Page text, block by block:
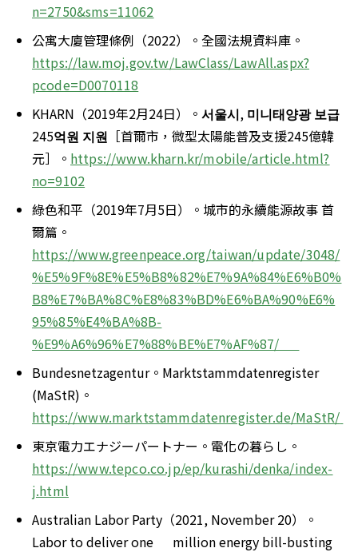
n=2750&sms=11062
公寓大廈管理條例（2022）。全國法規資料庫。
https://law.moj.gov.tw/LawClass/LawAll.aspx?
pcode=D0070118
KHARN（2019年2月24日）。 서울시, 미니태양광 보급
245억원 지원 ［首爾市，微型太陽能普及支援245億韓
元］。 https://www.kharn.kr/mobile/article.html?
no=9102
綠色和平（2019年7月5日）。城市的永續能源故事 首
爾篇。
https://www.greenpeace.org/taiwan/update/3048/
%E5%9F%8E%E5%B8%82%E7%9A%84%E6%B0%
B8%E7%BA%8C%E8%83%BD%E6%BA%90%E6%
95%85%E4%BA%8B-
%E9%A6%96%E7%88%BE%E7%AF%87/
Bundesnetzagentur。Marktstammdatenregister
(MaStR)。
東京電力エナジーパートナー。電化の暮らし。
https://www.tepco.co.jp/ep/kurashi/denka/index-
j.html
Australian Labor Party（2021, November 20）。
Labor to deliver one      million energy bill-busting